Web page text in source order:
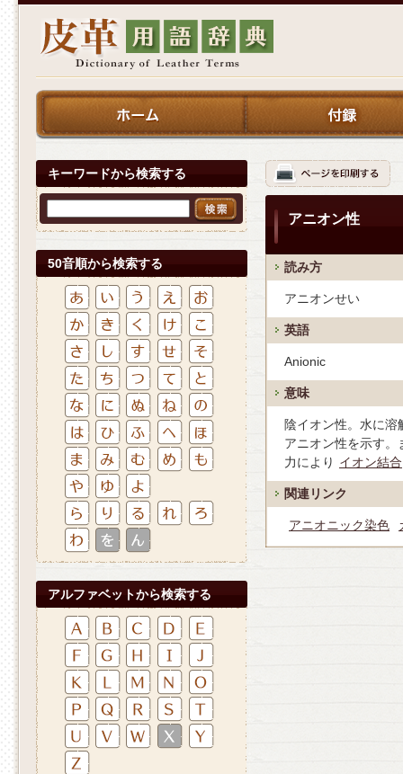
キーワードから検索する
50音順から検索する
アルファベットから検索する
アニオン性
読み方
アニオンせい
英語
Anionic
意味
陰イオン性。水に
アニオン性を示す
力により イオン結合
関連リンク
アニオニック染色